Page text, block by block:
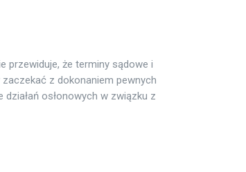
przewiduje, że terminy sądowe i
z dokonaniem pewnych
osłonowych w związku z